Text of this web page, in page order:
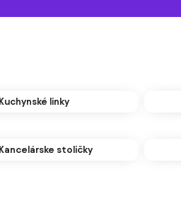
Kuchynské linky
Kancelárske stoličky